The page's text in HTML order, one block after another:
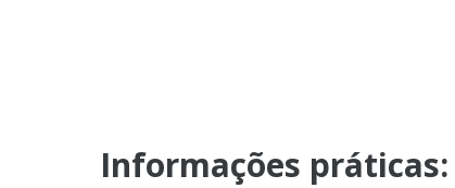
Informações práticas: